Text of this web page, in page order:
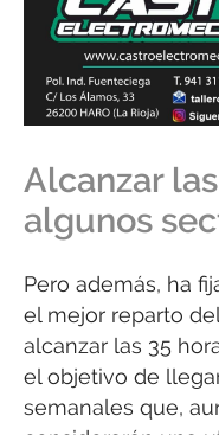
Alcanzar
algunos
Pero además, ha
el mejor reparto
alcanzar las 35
el objetivo de
semanales que,